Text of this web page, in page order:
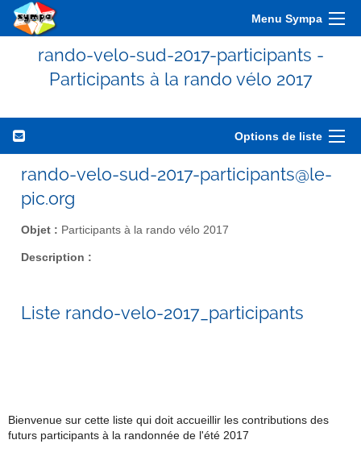
Menu Sympa
rando-velo-sud-2017-participants -
Participants à la rando vélo 2017
Options de liste
rando-velo-sud-2017-participants@le-
pic.org
Objet : Participants à la rando vélo 2017
Description :
Liste rando-velo-2017_participants
Bienvenue sur cette liste qui doit accueillir les contributions des
futurs participants à la randonnée de l'été 2017